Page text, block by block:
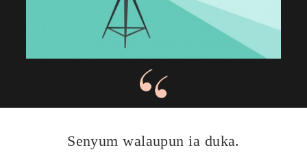
Senyum walaupun ia duka.